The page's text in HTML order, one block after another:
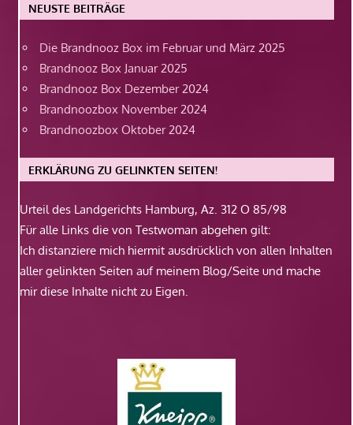
NEUSTE BEITRÄGE
Die Brandnooz Box im Februar und März 2025
Brandnooz Box Januar 2025
Brandnooz Box Dezember 2024
Brandnoozbox November 2024
Brandnoozbox Oktober 2024
ERKLÄRUNG ZU GELINKTEN SEITEN!
Urteil des Landgerichts Hamburg, Az. 312 O 85/98
Für alle Links die von Testwoman abgehen gilt:
Ich distanziere mich hiermit ausdrücklich von allen Inhalten
aller gelinkten Seiten auf meinem Blog/Seite und mache
mir diese Inhalte nicht zu Eigen.